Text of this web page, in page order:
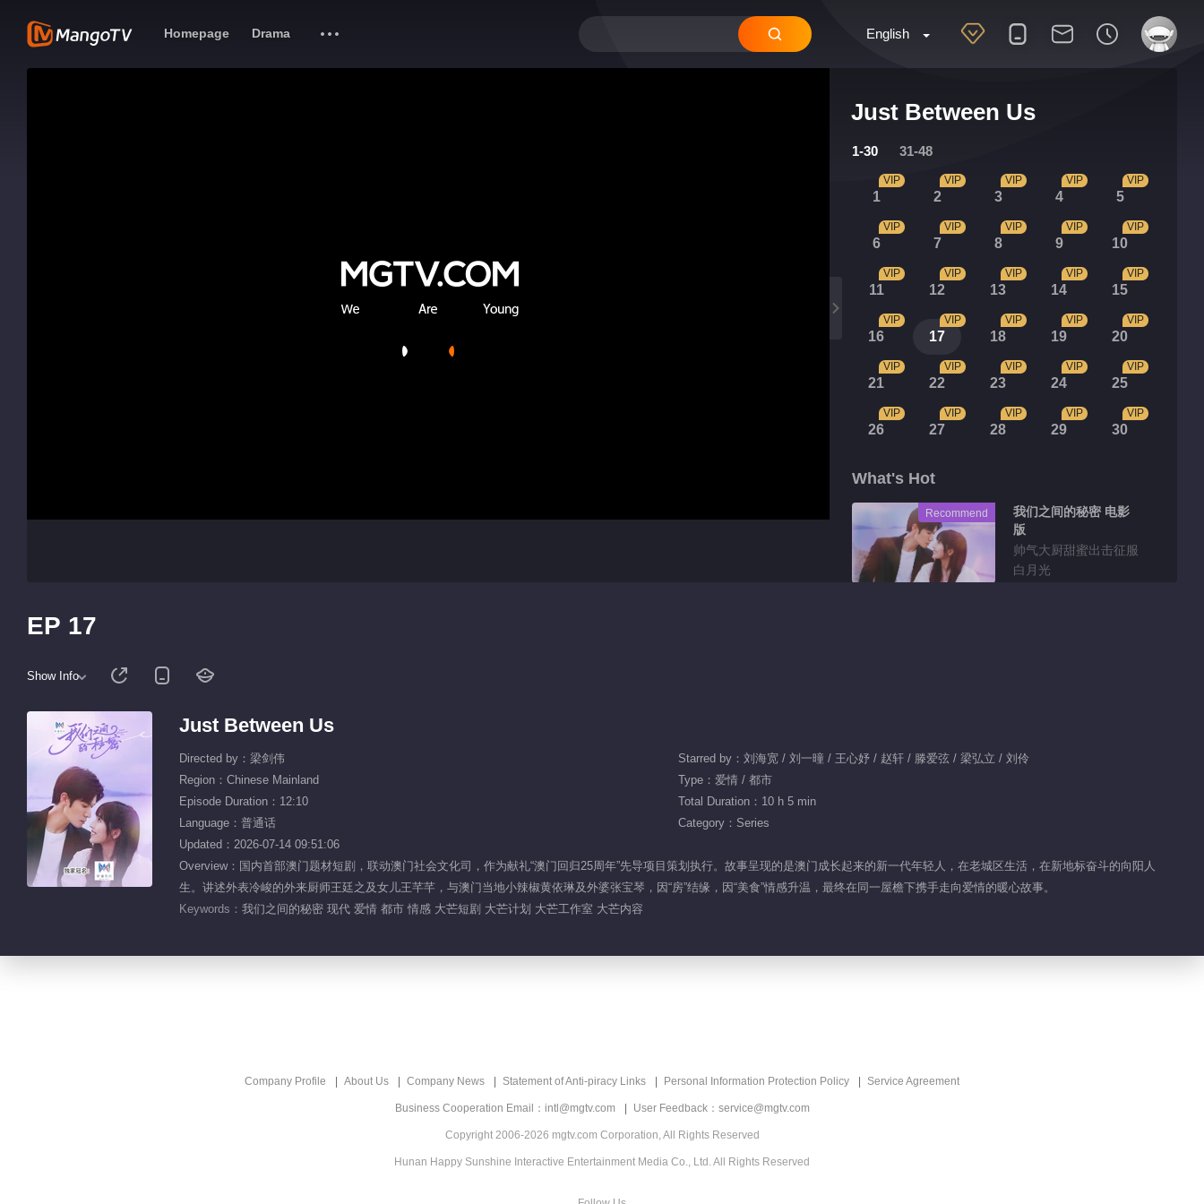
English
Homepage Drama
Just Between Us
1-30 31-48
1
VIP
2
VIP
3
VIP
4
VIP
5
VIP
6
VIP
7
VIP
8
VIP
9
VIP
10
VIP
11
VIP
12
VIP
13
VIP
14
VIP
15
VIP
16
VIP
17
VIP
18
VIP
19
VIP
20
VIP
21
VIP
22
VIP
23
VIP
24
VIP
25
VIP
26
VIP
27
VIP
28
VIP
29
VIP
30
VIP
What's Hot
Recommend
我们之间的秘密 电影
版
帅气大厨甜蜜出击征服
白月光
Just Between Us
01:43
Just Between Us
02:06
EP 17
Show Info
Just Between Us
Directed by：梁剑伟
Starred by：刘海宽 / 刘一曈 / 王心妤 / 赵轩 / 滕爱弦 / 梁弘立 / 刘伶
Region：Chinese Mainland
Type：爱情 / 都市
Episode Duration：12:10
Total Duration：10 h 5 min
Language：普通话
Category：Series
Updated：2026-07-14 09:51:06
Overview：国内首部澳门题材短剧，联动澳门社会文化司，作为献礼“澳门回归25周年”先导项目策划执行。故事呈现的是澳门成长起来的新一代年轻人，在老城区生活，在新地标奋斗的向阳人
生。讲述外表冷峻的外来厨师王廷之及女儿王芊芊，与澳门当地小辣椒黄依琳及外婆张宝琴，因“房”结缘，因“美食”情感升温，最终在同一屋檐下携手走向爱情的暖心故事。
Keywords： 我们之间的秘密 现代 爱情 都市 情感 大芒短剧 大芒计划 大芒工作室 大芒内容
Company Profile About Us Company News Statement of Anti-piracy Links Personal Information Protection Policy Service Agreement
Business Cooperation Email：intl@mgtv.com User Feedback：service@mgtv.com
Copyright 2006-2026 mgtv.com Corporation, All Rights Reserved
Hunan Happy Sunshine Interactive Entertainment Media Co., Ltd. All Rights Reserved